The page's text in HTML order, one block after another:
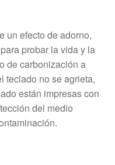
un efecto de adorno,
probar la vida y la
de carbonización a
teclado no se agrieta,
están impresas con
del medio